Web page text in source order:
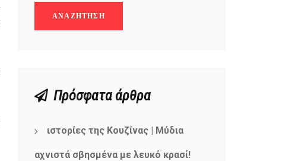
Πρόσφατα άρθρα
ιστορίες της Κουζίνας | Μύδια
αχνιστά σβησμένα με λευκό κρασί!